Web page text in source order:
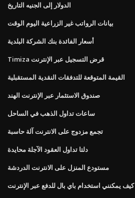
الدولار إلى الجنيه التاريخ
بيانات الرواتب غير الزراعية اليوم الوقت
أسعار الفائدة بنك الشركة البلدية
Timiza قرض التسجيل عبر الإنترنت
القيمة المتوقعة للتدفقات النقدية المستقبلية
صندوق الاستثمار عبر الإنترنت الهند
ساعات تداول الذهب في الساحل
تجمع مزدوج على الانترنت آلة حاسبة
دلتا تداول العقود الآجلة محايدة
مستودع المنزل على الانترنت الدردشة
كيف يمكنني استخدام باي بال للدفع عبر الإنترنت